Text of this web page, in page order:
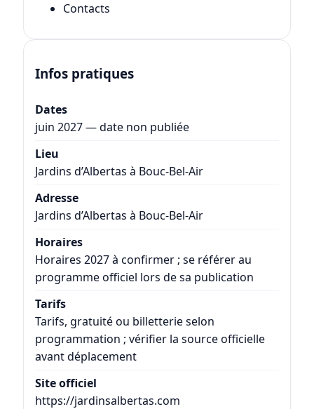
Contacts
Infos pratiques
Dates
juin 2027 — date non publiée
Lieu
Jardins d’Albertas à Bouc-Bel-Air
Adresse
Jardins d’Albertas à Bouc-Bel-Air
Horaires
Horaires 2027 à confirmer ; se référer au
programme officiel lors de sa publication
Tarifs
Tarifs, gratuité ou billetterie selon
programmation ; vérifier la source officielle
avant déplacement
Site officiel
https://jardinsalbertas.com